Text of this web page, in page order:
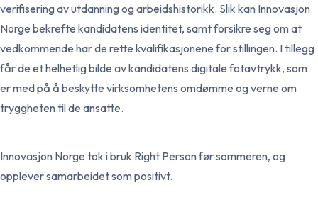
verifisering av utdanning og arbeidshistorikk. Slik kan Innovasjon
Norge bekrefte kandidatens identitet, samt forsikre seg om at
vedkommende har de rette kvalifikasjonene for stillingen. I tillegg
får de et helhetlig bilde av kandidatens digitale fotavtrykk, som
er med på å beskytte virksomhetens omdømme og verne om
tryggheten til de ansatte.
Innovasjon Norge tok i bruk Right Person før sommeren, og
opplever samarbeidet som positivt.